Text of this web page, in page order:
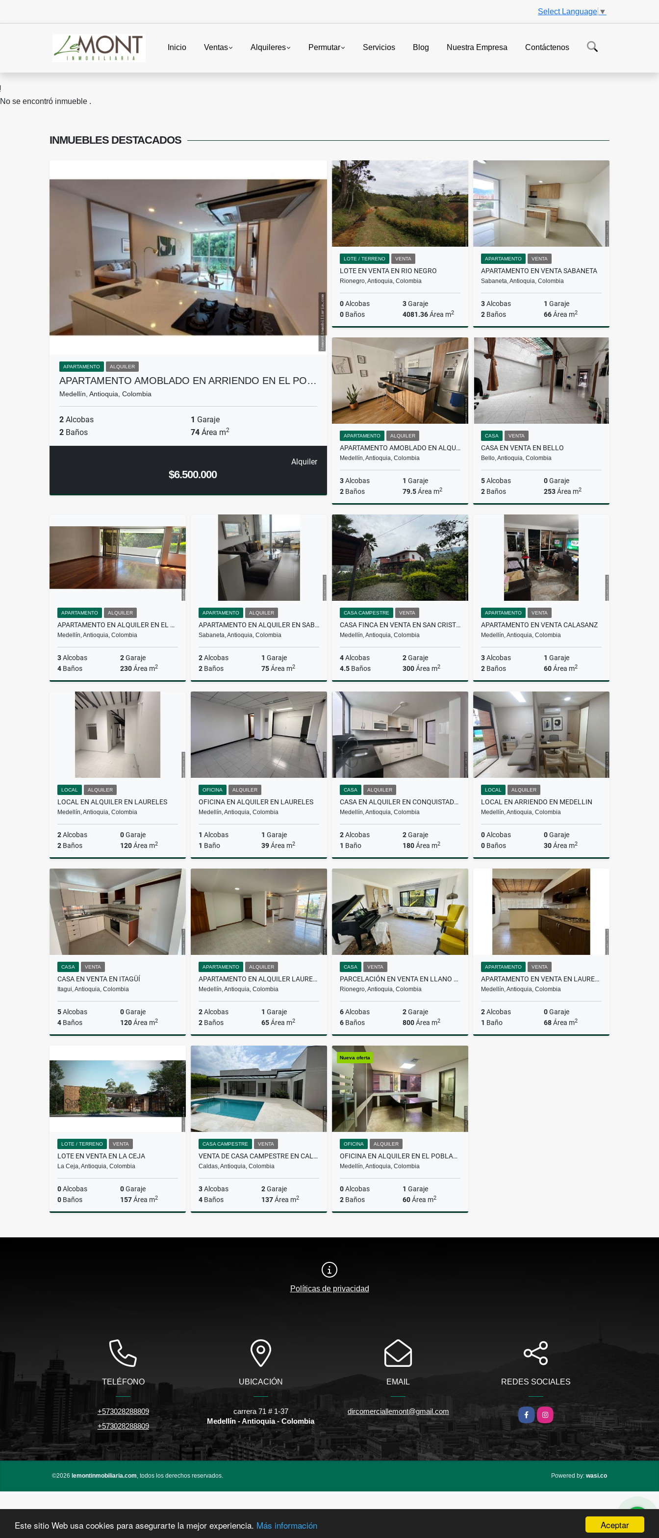
Aceptar
Este sitio Web usa cookies para asegurarte la mejor experiencia. Más información
Select Language ▼
Inicio Ventas Alquileres Permutar Servicios Blog Nuestra Empresa Contáctenos
No se encontró inmueble .
INMUEBLES DESTACADOS
APARTAMENTO ALQUILER
APARTAMENTO AMOBLADO EN ARRIENDO EN EL PO…
Medellín, Antioquia, Colombia
2 Alcobas 1 Garaje
2 Baños 74 Área m2
Alquiler
$6.500.000
LOTE / TERRENO VENTA
LOTE EN VENTA EN RIO NEGRO
Rionegro, Antioquia, Colombia
0Alcobas 3Garaje
0 Baños 4081.36Área m2
Venta
$619.000.000
APARTAMENTO VENTA
APARTAMENTO EN VENTA SABANETA
Sabaneta, Antioquia, Colombia
3Alcobas 1 Garaje
2 Baños 66Área m2
$460.000.000
APARTAMENTO ALQUILER
APARTAMENTO AMOBLADO EN ALQUILER CIUDAD DEL RIO
Medellín, Antioquia, Colombia
3Alcobas 1 Garaje
2 Baños 79.5Área m2
Alquiler
$5.820.000
CASA VENTA
CASA EN VENTA EN BELLO
Bello, Antioquia, Colombia
5Alcobas 0Garaje
2 Baños 253Área m2
$1.200.000.000
APARTAMENTO ALQUILER
APARTAMENTO EN ALQUILER EN EL POBLADO
Medellín, Antioquia, Colombia
3Alcobas 2Garaje
4 Baños 230Área m2
$17.000.000
APARTAMENTO ALQUILER
APARTAMENTO EN ALQUILER EN SABANETA
Sabaneta, Antioquia, Colombia
2Alcobas 1 Garaje
2 Baños 75Área m2
Alquiler
$3.500.000
CASA CAMPESTRE VENTA
CASA FINCA EN VENTA EN SAN CRISTÓBAL
Medellín, Antioquia, Colombia
4Alcobas 2Garaje
4.5 Baños 300Área m2
$850.000.000
APARTAMENTO VENTA
APARTAMENTO EN VENTA CALASANZ
Medellín, Antioquia, Colombia
3Alcobas 1 Garaje
2 Baños 60Área m2
Venta
$400.000.000
LOCAL ALQUILER
LOCAL EN ALQUILER EN LAURELES
Medellín, Antioquia, Colombia
2Alcobas 0Garaje
2 Baños 120Área m2
Alquiler
$5.000.000
OFICINA ALQUILER
OFICINA EN ALQUILER EN LAURELES
Medellín, Antioquia, Colombia
1 Alcobas 1 Garaje
1 Baño 39Área m2
CASA ALQUILER
CASA EN ALQUILER EN CONQUISTADORES
Medellín, Antioquia, Colombia
2Alcobas 2Garaje
1 Baño 180Área m2
$4.600.000
LOCAL ALQUILER
LOCAL EN ARRIENDO EN MEDELLIN
Medellín, Antioquia, Colombia
0Alcobas 0Garaje
0 Baños 30Área m2
Alquiler
$4.800.000
CASA VENTA
CASA EN VENTA EN ITAGÜÍ
Itagui, Antioquia, Colombia
5Alcobas 0Garaje
4 Baños 120Área m2
$550.000.000
APARTAMENTO ALQUILER
APARTAMENTO EN ALQUILER LAURELES
Medellín, Antioquia, Colombia
2Alcobas 1 Garaje
2 Baños 65Área m2
Alquiler
$3.500.000
CASA VENTA
PARCELACIÓN EN VENTA EN LLANO GRANDE
Rionegro, Antioquia, Colombia
6Alcobas 2Garaje
6 Baños 800Área m2
$4.500.000.000
APARTAMENTO VENTA
APARTAMENTO EN VENTA EN LAURELES
Medellín, Antioquia, Colombia
2Alcobas 0Garaje
1 Baño 68Área m2
LOTE / TERRENO VENTA
LOTE EN VENTA EN LA CEJA
La Ceja, Antioquia, Colombia
0Alcobas 0Garaje
0 Baños 157Área m2
$550.000.000
CASA CAMPESTRE VENTA
VENTA DE CASA CAMPESTRE EN CALDAS
Caldas, Antioquia, Colombia
3Alcobas 2Garaje
4 Baños 137Área m2
$900.000.000
Nueva oferta
OFICINA ALQUILER
OFICINA EN ALQUILER EN EL POBLADO
Medellín, Antioquia, Colombia
0Alcobas 1 Garaje
2 Baños 60Área m2
$4.700.000
Políticas de privacidad
TELÉFONO
+573028288809
+573028288809
UBICACIÓN
carrera 71 # 1-37
Medellín - Antioquia - Colombia
EMAIL
dircomerciallemont@gmail.com
REDES SOCIALES
Facebook
Instagram
©2026 lemontinmobiliaria.com, todos los derechos reservados. Powered by: wasi.co